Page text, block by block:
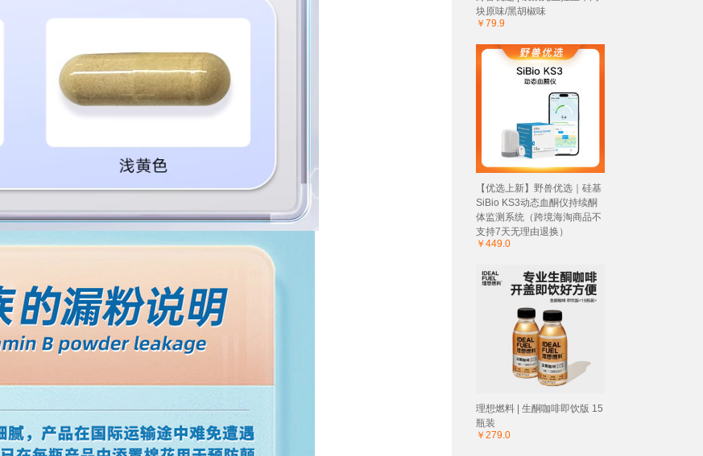
块原味/黑胡椒味
￥79.9
【优选上新】野兽优选｜硅基
SiBio KS3动态血酮仪持续酮
体监测系统（跨境海淘商品不
支持7天无理由退换）
￥449.0
理想燃料 | 生酮咖啡即饮版 15
瓶装
￥279.0